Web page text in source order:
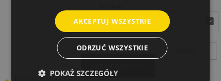
wybierz
wybierz
AKCEPTUJ WSZYSTKIE
ODRZUĆ WSZYSTKIE
POKAŻ SZCZEGÓŁY